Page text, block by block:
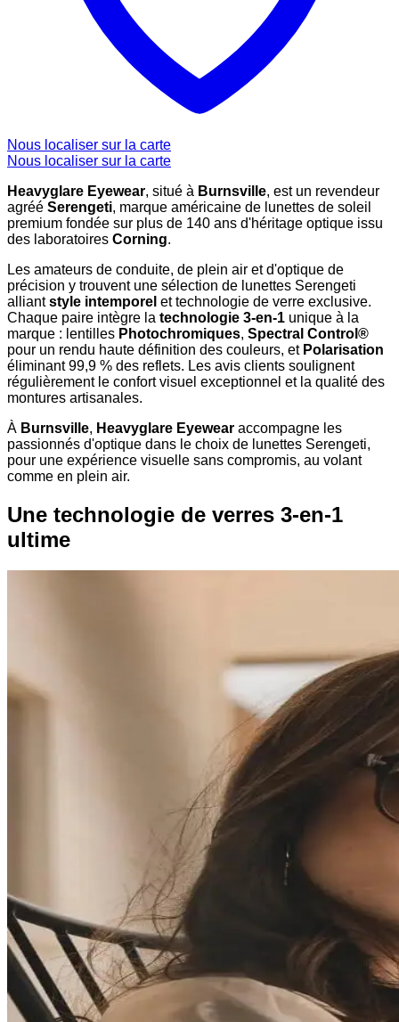
Nous localiser sur la carte
Nous localiser sur la carte
Heavyglare Eyewear, situé à Burnsville, est un revendeur
agréé Serengeti, marque américaine de lunettes de soleil
premium fondée sur plus de 140 ans d'héritage optique issu
des laboratoires Corning.
Les amateurs de conduite, de plein air et d'optique de
précision y trouvent une sélection de lunettes Serengeti
alliantstyle intemporel et technologie de verre exclusive.
Chaque paire intègre la technologie 3-en-1 unique à la
marque : lentilles Photochromiques, Spectral Control®
pour un rendu haute définition des couleurs, et Polarisation
éliminant 99,9 % des reflets. Les avis clients soulignent
régulièrement le confort visuel exceptionnel et la qualité des
montures artisanales.
À Burnsville, Heavyglare Eyewear accompagne les
passionnés d'optique dans le choix de lunettes Serengeti,
pour une expérience visuelle sans compromis, au volant
comme en plein air.
Une technologie de verres 3-en-1
ultime